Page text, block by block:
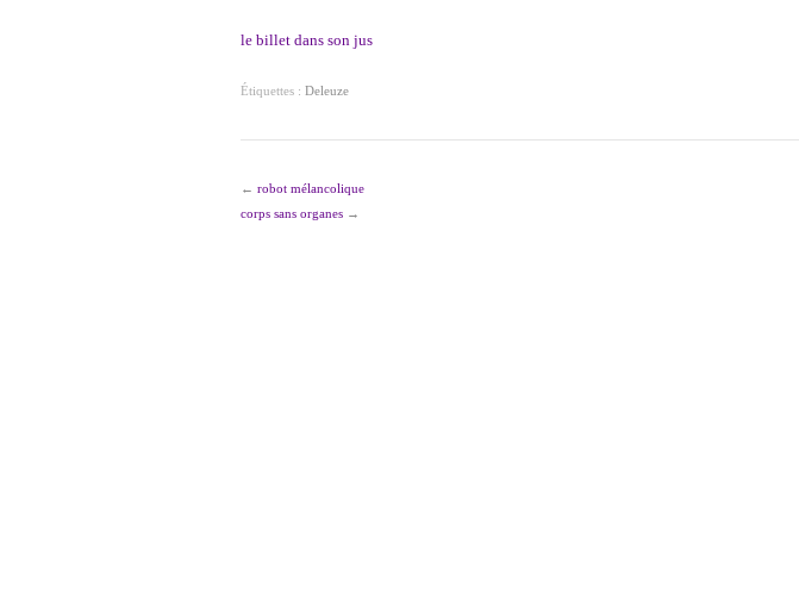
le billet dans son jus
Étiquettes : Deleuze
← robot mélancolique
corps sans organes →